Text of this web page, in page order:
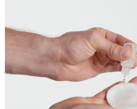
999元超商取貨付款(7-11)
每筆NT$65，滿NT$999(含以上)免運費
7-11取貨付款【優惠】
每筆NT$65，滿NT$999(含以上)免運費
每筆NT$65，滿NT$999(含以上)免運費